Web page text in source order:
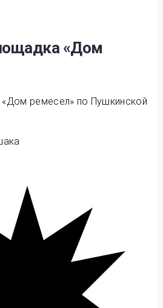
«Дом
ремесел» по Пушкинской